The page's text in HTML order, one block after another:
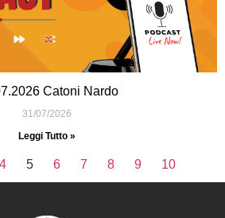
Catoni Nardo
31/07/2026
Leggi Tutto »
4 5 6 7 8 9 10